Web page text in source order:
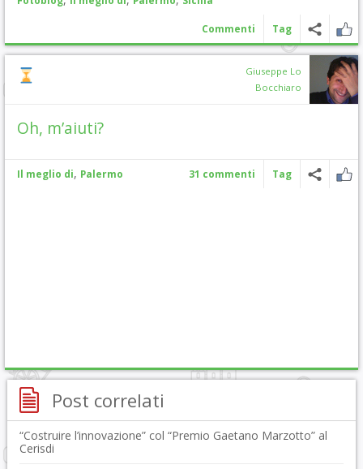
Commenti Tag
Giuseppe Lo
Bocchiaro
Oh, m’aiuti?
Il meglio di, Palermo 31 commenti Tag
Post correlati
“Costruire l’innovazione” col “Premio Gaetano Marzotto” al
Cerisdi